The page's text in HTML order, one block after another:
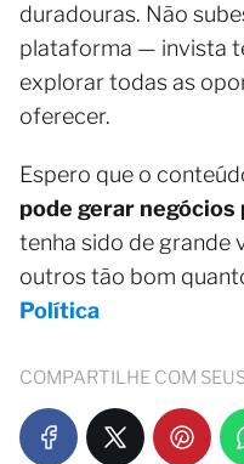
duradouras. Não
plataforma — invista
explorar todas as
oferecer.
Espero que o
pode gerar
tenha sido de grande
outros tão bom
Política
COMPARTILHE COM